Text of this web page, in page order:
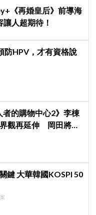
《再婚皇后》前導海
人超期待！
防HPV，才有資格說
的購物中心2》李棟
觀再延伸 岡田將生
鍵 大華韓國KOSPI 50